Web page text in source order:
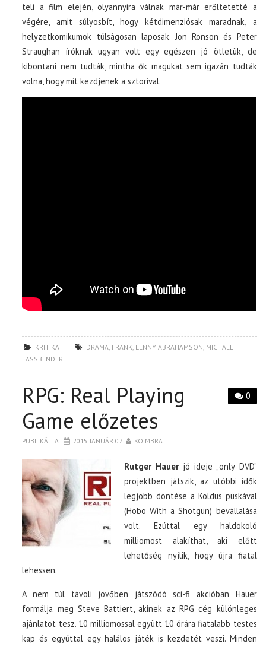
teli a film elején, olyannyira válnak már-már erőltetetté a
végére, amit súlyosbít, hogy kétdimenziósak maradnak, a
helyzetkomikumok túlságosan laposak. Jon Ronson és Peter
Straughan íróknak ugyan volt egy egészen jó ötletük, de
kibontani nem tudták, mintha ők magukat sem igazán tudták
volna, hogy mit kezdjenek a sztorival.
KRITIKA DRÁMA FRANK LENNY ABRAHAMSON MICHAEL
FASSBENDER
0
RPG: Real Playing
Game előzetes
PUBLIKÁLTA 2015. JANUÁR 07. KOIMBRA
Rutger Hauerjó ideje „only DVD”
projektben játszik, az utóbbi idők
legjobb döntése a Koldus puskával
(Hobo With a Shotgun) bevállalása
volt. Ezúttal egy haldokoló
milliomost alakíthat, aki előtt
lehetőség nyílik, hogy újra fiatal
lehessen.
A nem túl távoli jövőben játszódó sci-fi akcióban Hauer
formálja meg Steve Battiert, akinek az RPG cég különleges
ajánlatot tesz. 10 milliomossal együtt 10 órára fiatalabb testes
kap és egyúttal egy halálos játék is kezdetét veszi. Minden